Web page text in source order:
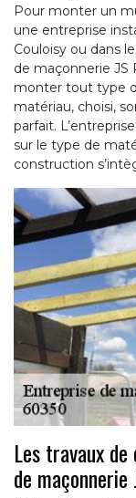
Pour monter un
une entreprise
Couloisy ou dans
de maçonnerie JS
monter tout type
matériau, choisi,
parfait.
sur le type de
construction
Les travaux
de